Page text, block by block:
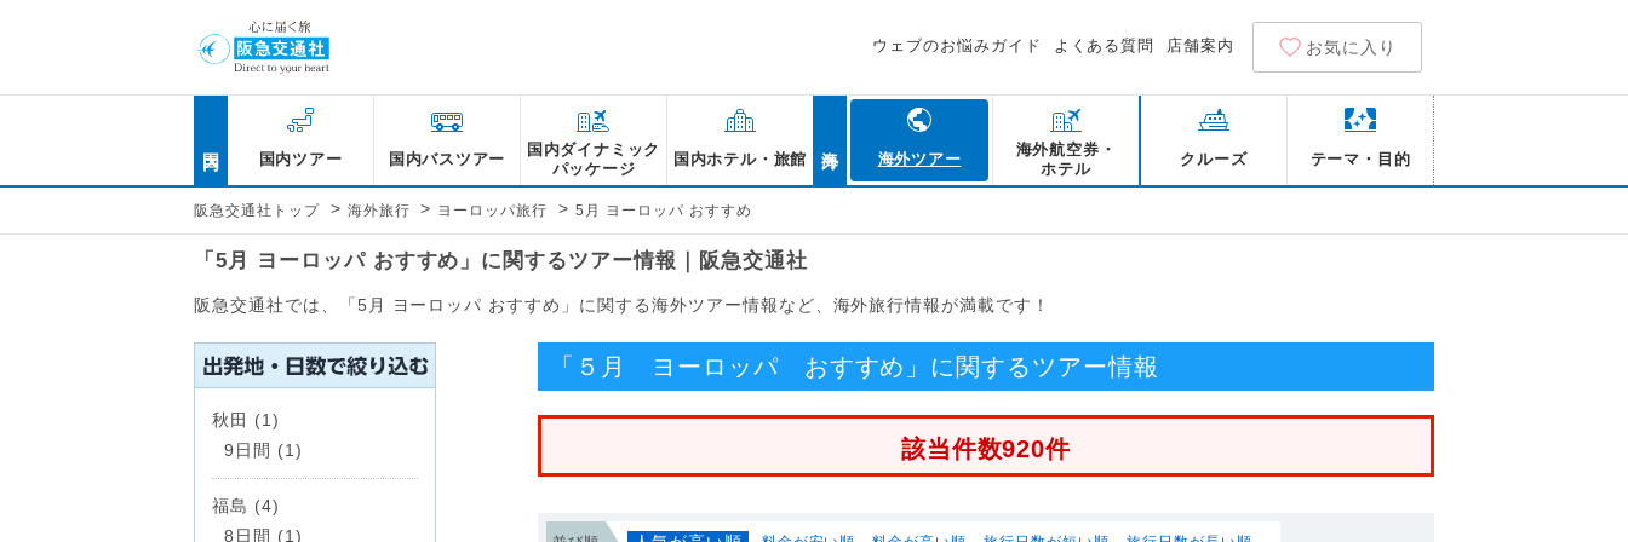
ウェブのお悩みガイド よくある質問 店舗案内 お気に入り
国内ツアー 国内バスツアー
国内ダイナミック
パッケージ
国内ホテル・旅館 海外ツアー
海外航空券・
ホテル
クルーズ テーマ・目的
阪急交通社トップ > 海外旅行 > ヨーロッパ旅行 > 5月 ヨーロッパ おすすめ
「5月 ヨーロッパ おすすめ」に関するツアー情報｜阪急交通社
阪急交通社では、「5月 ヨーロッパ おすすめ」に関する海外ツアー情報など、海外旅行情報が満載です！
「５月 ヨーロッパ おすすめ」に関するツアー情報
該当件数920件
秋田 (1)
9日間 (1)
福島 (4)
8日間 (1)